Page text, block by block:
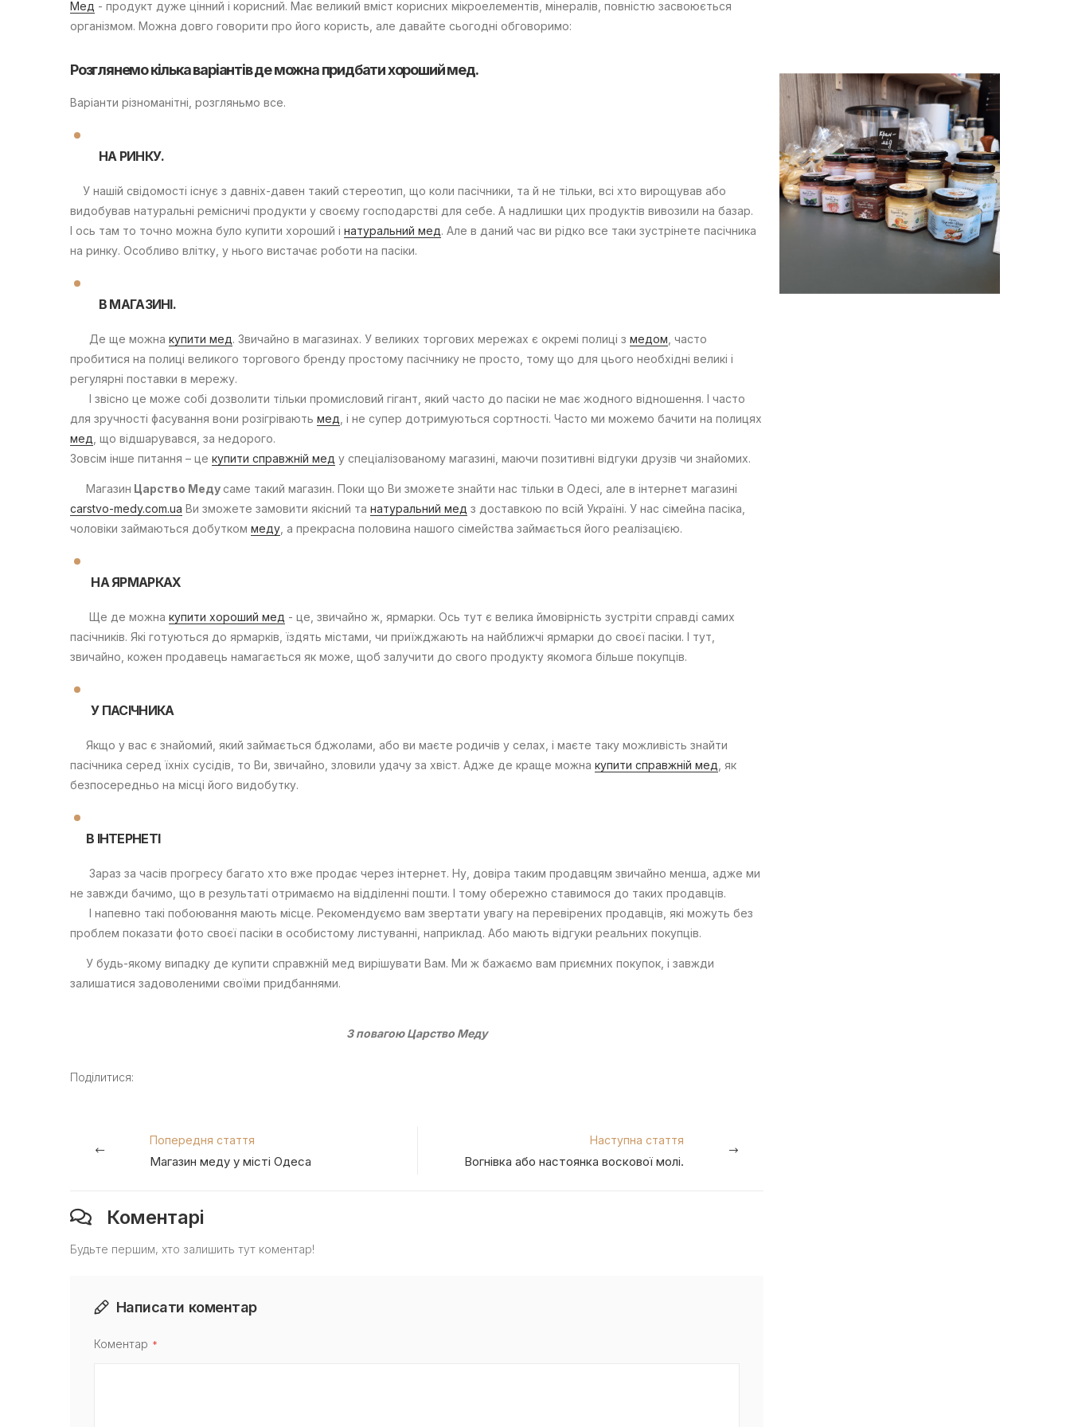
Мед - продукт дуже цінний і корисний. Має великий вміст корисних мікроелементів, мінералів, повністю засвоюється
організмом. Можна довго говорити про його користь, але давайте сьогодні обговоримо:
Розглянемо кілька варіантів де можна придбати хороший мед.
Варіанти різноманітні, розгляньмо все.
НА РИНКУ.
У нашій свідомості існує з давніх-давен такий стереотип, що коли пасічники, та й не тільки, всі хто вирощував або
видобував натуральні ремісничі продукти у своєму господарстві для себе. А надлишки цих продуктів вивозили на базар.
І ось там то точно можна було купити хороший і натуральний мед. Але в даний час ви рідко все таки зустрінете пасічника
на ринку. Особливо влітку, у нього вистачає роботи на пасіки.
В МАГАЗИНІ.
Де ще можна купити мед. Звичайно в магазинах. У великих торгових мережах є окремі полиці з медом , часто
пробитися на полиці великого торгового бренду простому пасічнику не просто, тому що для цього необхідні великі і
регулярні поставки в мережу.
І звісно це може собі дозволити тільки промисловий гігант, який часто до пасіки не має жодного відношення. І часто
для зручності фасування вони розігрівають мед , і не супер дотримуються сортності. Часто ми можемо бачити на полицях
мед , що відшарувався, за недорого.
Зовсім інше питання – це купити справжній мед у спеціалізованому магазині, маючи позитивні відгуки друзів чи знайомих.
Магазин Царство Медусаме такий магазин. Поки що Ви зможете знайти нас тільки в Одесі, але в інтернет магазині
carstvo-medy.com.ua Ви зможете замовити якісний та натуральний мед з доставкою по всій Україні. У нас сімейна пасіка,
чоловіки займаються добутком меду , а прекрасна половина нашого сімейства займається його реалізацією.
НА ЯРМАРКАХ
Ще де можна купити хороший мед - це, звичайно ж, ярмарки. Ось тут є велика ймовірність зустріти справді самих
пасічників. Які готуються до ярмарків, їздять містами, чи приїжджають на найближчі ярмарки до своєї пасіки. І тут,
звичайно, кожен продавець намагається як може, щоб залучити до свого продукту якомога більше покупців.
У ПАСІЧНИКА
Якщо у вас є знайомий, який займається бджолами, або ви маєте родичів у селах, і маєте таку можливість знайти
пасічника серед їхніх сусідів, то Ви, звичайно, зловили удачу за хвіст. Адже де краще можна купити справжній мед , як
безпосередньо на місці його видобутку.
В ІНТЕРНЕТІ
Зараз за часів прогресу багато хто вже продає через інтернет. Ну, довіра таким продавцям звичайно менша, адже ми
не завжди бачимо, що в результаті отримаємо на відділенні пошти. І тому обережно ставимося до таких продавців.
І напевно такі побоювання мають місце. Рекомендуємо вам звертати увагу на перевірених продавців, які можуть без
проблем показати фото своєї пасіки в особистому листуванні, наприклад. Або мають відгуки реальних покупців.
У будь-якому випадку де купити справжній мед вирішувати Вам. Ми ж бажаємо вам приємних покупок, і завжди
залишатися задоволеними своїми придбаннями.
З повагою Царство Меду
Поділитися:
Попередня стаття
Магазин меду у місті Одеса
Наступна стаття
Вогнівка або настоянка воскової молі.
Коментарі
Будьте першим, хто залишить тут коментар!
Написати коментар
Коментар